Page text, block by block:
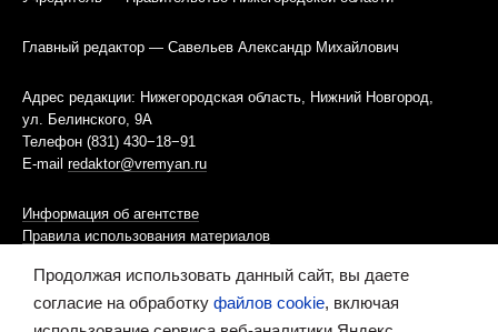
Главный редактор — Савельев Александр Михайлович
Адрес редакции: Нижегородская область, Нижний Новгород,
ул. Белинского, 9А
Телефон (831) 430−18−91
E-mail redaktor@vremyan.ru
Информация об агентстве
Правила использования материалов
Информационная политика использования «cookies»-файлов
Продолжая использовать данный сайт, вы даете
согласие на обработку файлов cookie, включая